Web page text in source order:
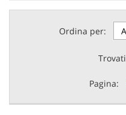
Ordina per:
Trovati
Pagina:
funzionamento